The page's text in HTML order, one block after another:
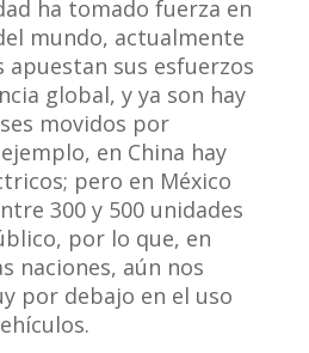
ha tomado fuerza en
mundo, actualmente
apuestan sus esfuerzos
global, y ya son hay
movidos por
en China hay
pero en México
300 y 500 unidades
por lo que, en
naciones, aún nos
por debajo en el uso